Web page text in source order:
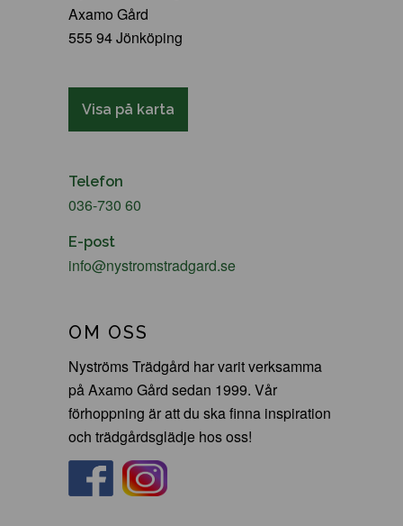
Axamo Gård
555 94 Jönköping
Visa på karta
Telefon
036-730 60
E-post
info@nystromstradgard.se
OM OSS
Nyströms Trädgård har varit verksamma
på Axamo Gård sedan 1999. Vår
förhoppning är att du ska finna inspiration
och trädgårdsglädje hos oss!